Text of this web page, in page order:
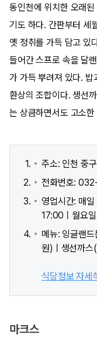
동인천에 위치한 오래된
기도 하다. 간판부터 세
옛 정취를 가득 담고 있
들어간 스프로 속을 달
가 가득 뿌려져 있다. 밥
환상의 조합이다. 생선
는 상큼하면서도 고소
주소: 인천 중
전화번호:
영업시간: 매
17:00ㅣ월요
메뉴: 잉글랜
원)ㅣ생선까
식당정보 자세
마크스